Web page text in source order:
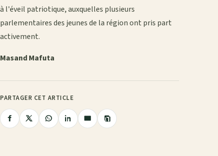
à l'éveil patriotique, auxquelles plusieurs
parlementaires des jeunes de la région ont pris part
activement.
Masand Mafuta
PARTAGER CET ARTICLE
PartagerPartagerPartagerPartagerPartager
Copier
le